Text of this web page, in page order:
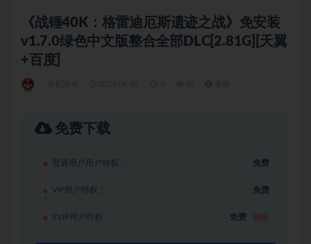
《战锤40K：格雷迪厄斯遗迹之战》免安装
v1.7.0绿色中文版整合全部DLC[2.81G][天翼
+百度]
免费下载
普通用户用户特权： 免费
VIP用户特权： 免费
SVIP用户特权： 免费